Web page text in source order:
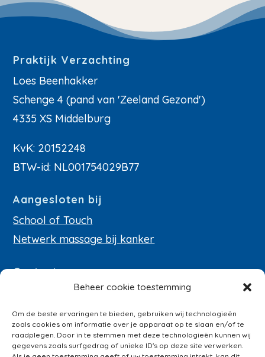
Beheer cookie toestemming
Om de beste ervaringen te bieden, gebruiken wij technologieën
zoals cookies om informatie over je apparaat op te slaan en/of te
raadplegen. Door in te stemmen met deze technologieën kunnen wij
gegevens zoals surfgedrag of unieke ID's op deze site verwerken.
Praktijk Verzachting
Loes Beenhakker
Schenge 4 (pand van 'Zeeland Gezond')
4335 XS Middelburg
KvK: 20152248
BTW-id: NL001754029B77
Aangesloten bij
School of Touch
Netwerk massage bij kanker
Contact
info@verzachting.nl
Telefoon: 06 180 69 347
Linkedin
Facebook